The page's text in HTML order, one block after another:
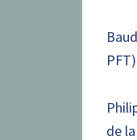
PFT)
de